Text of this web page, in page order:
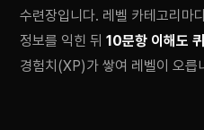
수련장입니다. 레벨 카테고리마
정보를 익힌 뒤 10문항 이해도
경험치(XP)가 쌓여 레벨이 오릅